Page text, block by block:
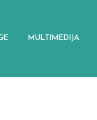
MULTIMEDIJA